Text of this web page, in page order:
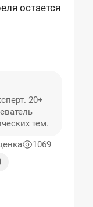
остается
20+
тем.
1069